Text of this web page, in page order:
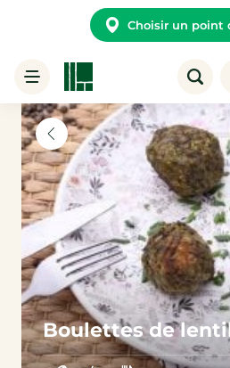
Choisir un point
Boulettes de